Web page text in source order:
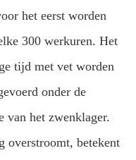
het eerst worden
300 werkuren. Het
tijd met vet worden
onder de
van het zwenklager.
overstroomt, betekent